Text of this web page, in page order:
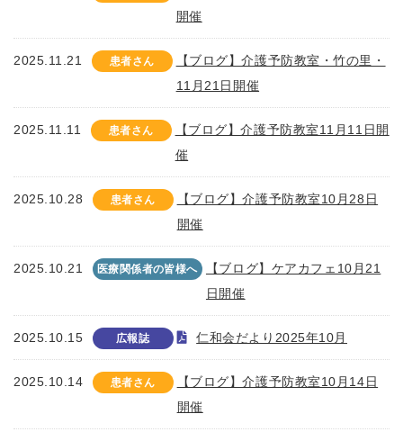
開催
2025.11.21 患者さん
【ブログ】介護予防教室・竹の里・
11月21日開催
2025.11.11 患者さん
【ブログ】介護予防教室11月11日開
催
2025.10.28 患者さん
【ブログ】介護予防教室10月28日
開催
2025.10.21 医療関係者の皆様へ
【ブログ】ケアカフェ10月21
日開催
2025.10.15 広報誌 仁和会だより2025年10月
2025.10.14 患者さん
【ブログ】介護予防教室10月14日
開催